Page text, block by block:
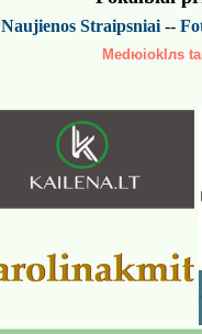
Naujienos Straipsniai--
Medюioklлs